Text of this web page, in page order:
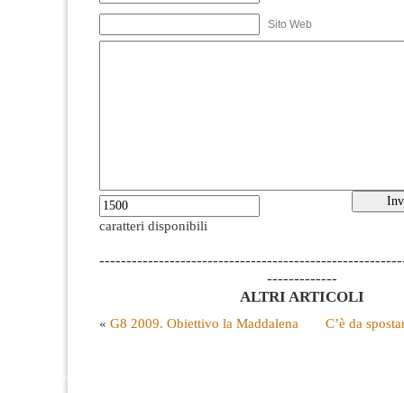
Sito Web
caratteri disponibili
-------------
ALTRI ARTICOLI
« G8 2009. Obiettivo la Maddalena C’è da